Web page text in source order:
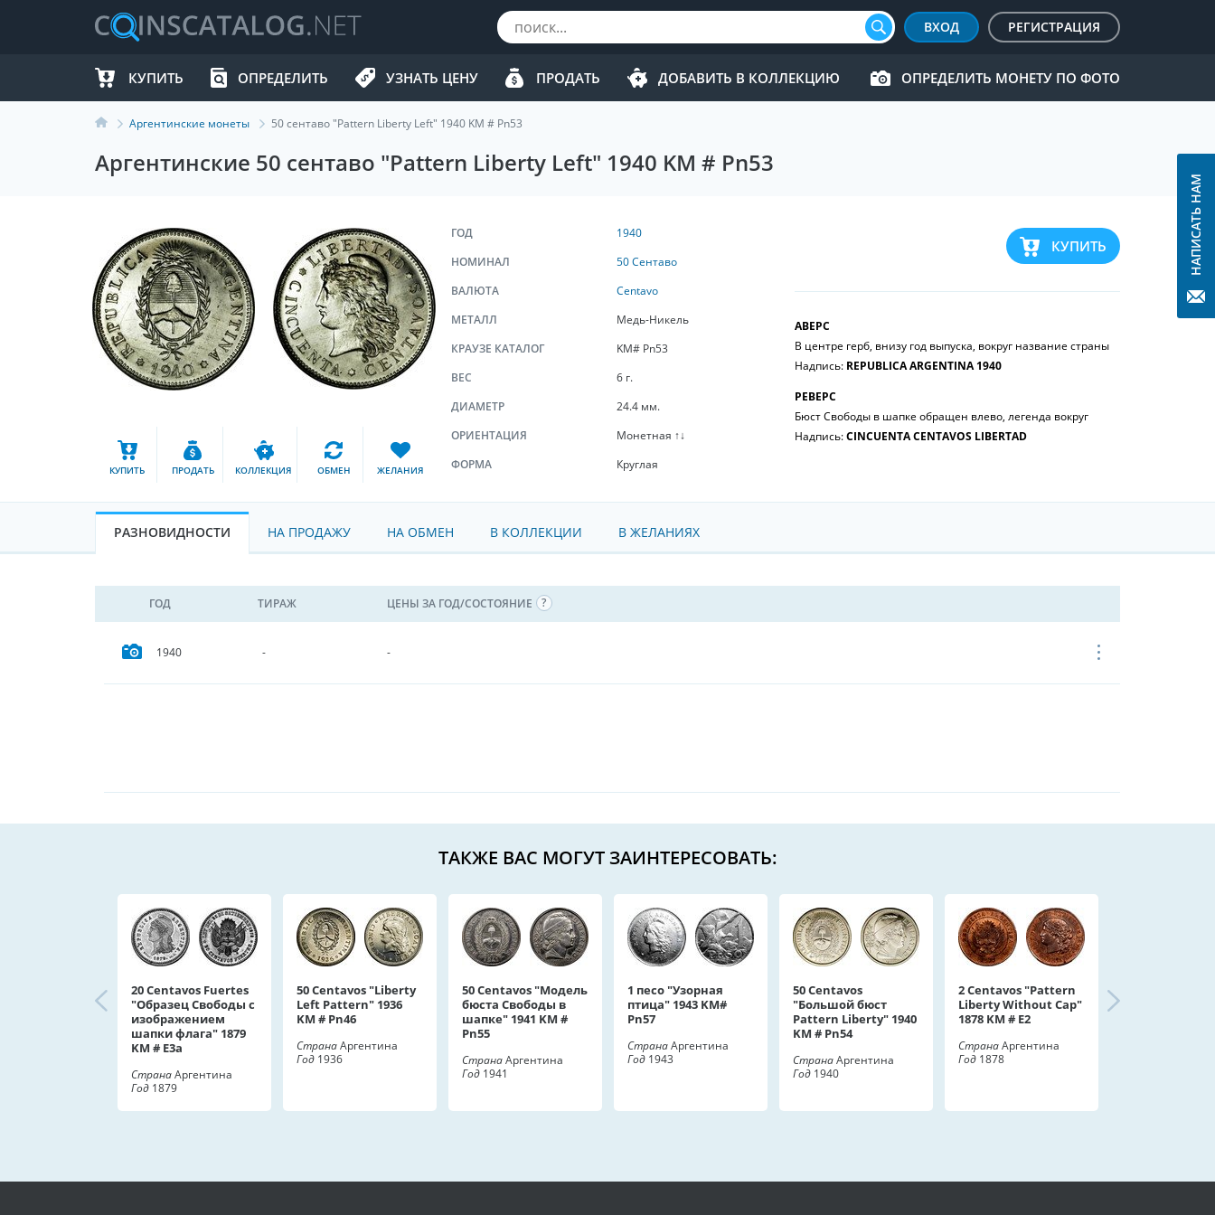
ВХОД РЕГИСТРАЦИЯ
КУПИТЬ ОПРЕДЕЛИТЬ УЗНАТЬ ЦЕНУ ПРОДАТЬ ДОБАВИТЬ В КОЛЛЕКЦИЮ ОПРЕДЕЛИТЬ МОНЕТУ ПО ФОТО
Аргентинские монеты 50 сентаво "Pattern Liberty Left" 1940 KM # Pn53
Аргентинские 50 сентаво "Pattern Liberty Left" 1940 KM # Pn53
КУПИТЬ ПРОДАТЬ КОЛЛЕКЦИЯ ОБМЕН ЖЕЛАНИЯ
КУПИТЬ
АВЕРС
В центре герб, внизу год выпуска, вокруг название страны
Надпись: REPUBLICA ARGENTINA 1940
РЕВЕРС
Бюст Свободы в шапке обращен влево, легенда вокруг
Надпись:CINCUENTA CENTAVOS LIBERTAD
ГОД
1940
НОМИНАЛ
50 Cентаво
ВАЛЮТА
Centavo
МЕТАЛЛ
Медь-Никель
КРАУЗЕ КАТАЛОГ
KM# Pn53
ВЕС
6 г.
ДИАМЕТР
24.4 мм.
ОРИЕНТАЦИЯ
Монетная ↑↓
ФОРМА
Круглая
РАЗНОВИДНОСТИ НА ПРОДАЖУ НА ОБМЕН В КОЛЛЕКЦИИ В ЖЕЛАНИЯХ
ГОД ТИРАЖ ЦЕНЫ ЗА ГОД/СОСТОЯНИЕ
1940 - -
ТАКЖЕ ВАС МОГУТ ЗАИНТЕРЕСОВАТЬ:
20 Centavos Fuertes
"Образец Свободы с
изображением
шапки флага" 1879
KM # E3a
СтранаАргентина
Год 1879
50 Centavos "Liberty
Left Pattern" 1936
KM # Pn46
СтранаАргентина
Год 1936
50 Centavos "Модель
бюста Свободы в
шапке" 1941 KM #
Pn55
СтранаАргентина
Год 1941
1 песо "Узорная
птица" 1943 KM#
Pn57
СтранаАргентина
Год 1943
50 Centavos
"Большой бюст
Pattern Liberty" 1940
KM # Pn54
СтранаАргентина
Год 1940
2 Centavos "Pattern
Liberty Without Cap"
1878 KM # E2
СтранаАргентина
Год 1878
НАПИСАТЬ НАМ